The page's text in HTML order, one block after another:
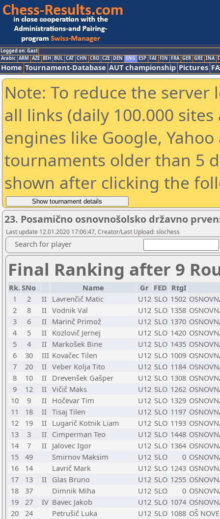
Logged on: Gast
Arabic ARM AZE BIH BUL CAT CHN CRO CZE DEN ENG ESP FAI FIN FRA GER GRE INA
Home Tournament-Database AUT championship Pictures
Note: To reduce the
all links (daily 100.000
engines like Google,
tournaments older than 5
shown after clicking the
23. Posamično osnovnošolsko državno
Last update 12.01.2020 17:06:47, Creator/Last Upload: slochess
Search for player
Final Ranking after 9
Rk.SNo Name Gr FED RtgI
1
2 II Lavrenčič Matic U12 SLO 1502
2
8 II Vodnik Val U12 SLO 1358
3
6 II Marinč Primož U12 SLO 1370
4
5 II Kozlovič Jernej U12 SLO 1420
5
4 II Markošek Bine U12 SLO 1435
6
30 III Kovačec Tilen U12 SLO 1009
7
20 II Veber Kolja Tito U12 SLO 1184
8
10 II Drevenšek Gašper U12 SLO 1308
9
12 II Vičič Maks U12 SLO 1262
10
9 II Hočevar Tim U12 SLO 1329
11
18 II Tisaj Tilen U12 SLO 1197
12
19 II Lugarič Kotnik Liam U12 SLO 1193
13
3 II Cimperman Teo U12 SLO 1448
14
7 II Jalovec Igor U12 SLO 1364
15
49 Smirnov Maksim U12 SLO 0
16
14 Lavrič Mark U12 SLO 1243
17
13 II Glas Bruno U12 SLO 1255
18
37 Dimnik Miha U12 SLO 0
19
27 IV Bavec Jakob U12 SLO 1074
20
24 Petrušič Luka U12 SLO 1088 OŠ